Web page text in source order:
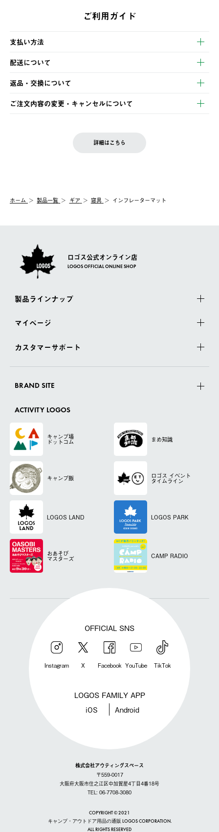
ご利用ガイド
支払い方法
以下のいずれかの方法でお支払いいただけます。
・クレジットカード決済
・コンビニ決済
・Pay-easy決済
配送について
【発送スケジュール】
ご注文・ご入金完了より2営業日以内に商品を発送いたします。
土日祝の発送はございませんので、木曜日以降のご注文は週明け
の発送となる場合がございます。
【配送業者】
佐川急便にて配送されます。
返品・交換について
※お客様都合の場合
お客様都合の返品にかかる送料は、お客様ご負担とさせていただ
一度お手元の商品を返品いただき、ご希望商品を再注文してくだ
ご注文内容の変更・キャンセルについて
LOGOS FAMILY会員の方は、会員マイページ内 購入履歴画面に
詳細はこちら
ホーム 製品一覧 ギア 寝具 インフレーターマット
ロゴス公式オンライン店
LOGOS OFFICIAL ONLINE SHOP
製品ラインナップ
マイページ
カスタマーサポート
BRAND SITE
ACTIVITY LOGOS
キャンプ場
ドットコム まめ知識
キャンプ飯 ロゴス イベント
タイムライン
LOGOS LAND LOGOS PARK
おあそび
マスターズ CAMP RADIO
OFFICIAL SNS
Instagram X Facebook YouTube TikTok
LOGOS FAMILY APP
iOS Android
株式会社アウティングスペース
〒559-0017
大阪府大阪市住之江区中加賀屋4丁目4番18号
TEL: 06-7708-3080
COPYRIGHT © 2021
キャンプ・アウトドア用品の通販 LOGOS CORPORATION.
ALL RIGHTS RESERVED